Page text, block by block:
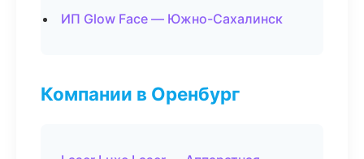
ИП Glow Face — Южно-Сахалинск
Компании в Оренбург